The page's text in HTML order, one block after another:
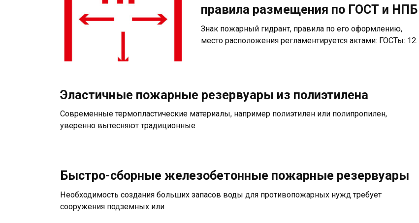
правила размещения по ГОСТ и НПБ
Знак пожарный гидрант, правила по его оформлению,
место расположения регламентируется актами: ГОСТы: 12.
Эластичные пожарные резервуары из полиэтилена
Современные термопластические материалы, например полиэтилен или полипропилен,
уверенно вытесняют традиционные
Быстро-сборные железобетонные пожарные резервуары
Необходимость создания больших запасов воды для противопожарных нужд требует
сооружения подземных или